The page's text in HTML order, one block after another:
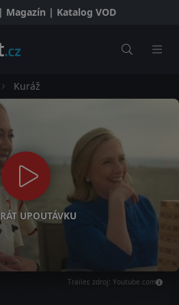
Magazín | Katalog VOD
Kuráž
UPOUTÁVKU
Trailer, zdroj: Youtube.com